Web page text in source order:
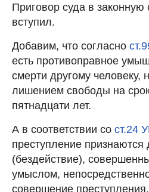
Приговор суда в законную
вступил.
Добавим, что согласно
есть противоправное
смерти другому человеку,
лишением свободы на
пятнадцати лет.
А в соответствии со ст.24
преступление признаются
(бездействие),
умыслом,
совершение